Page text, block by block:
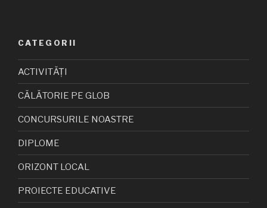
CATEGORII
ACTIVITĂȚI
CĂLĂTORIE PE GLOB
CONCURSURILE NOASTRE
DIPLOME
ORIZONT LOCAL
PROIECTE EDUCATIVE